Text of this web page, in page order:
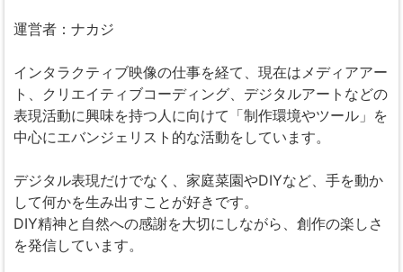
運営者：ナカジ
インタラクティブ映像の仕事を経て、現在はメディアアー
ト、クリエイティブコーディング、デジタルアートなどの
表現活動に興味を持つ人に向けて「制作環境やツール」を
中心にエバンジェリスト的な活動をしています。
デジタル表現だけでなく、家庭菜園やDIYなど、手を動か
して何かを生み出すことが好きです。
DIY精神と自然への感謝を大切にしながら、創作の楽しさ
を発信しています。